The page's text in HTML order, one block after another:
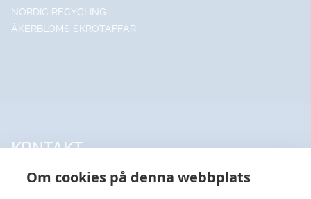
Om cookies på denna webbplats
NORDIC RECYCLING
ÅKERBLOMS SKROTAFFÄR
KONTAKT
UPPSALA HANDELSSTÅL AB